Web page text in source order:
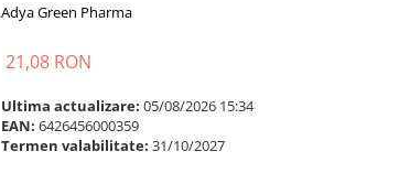
Adya Green Pharma
21,08 RON
Ultima actualizare: 05/08/2026 15:34
EAN: 6426456000359
Termen valabilitate: 31/10/2027